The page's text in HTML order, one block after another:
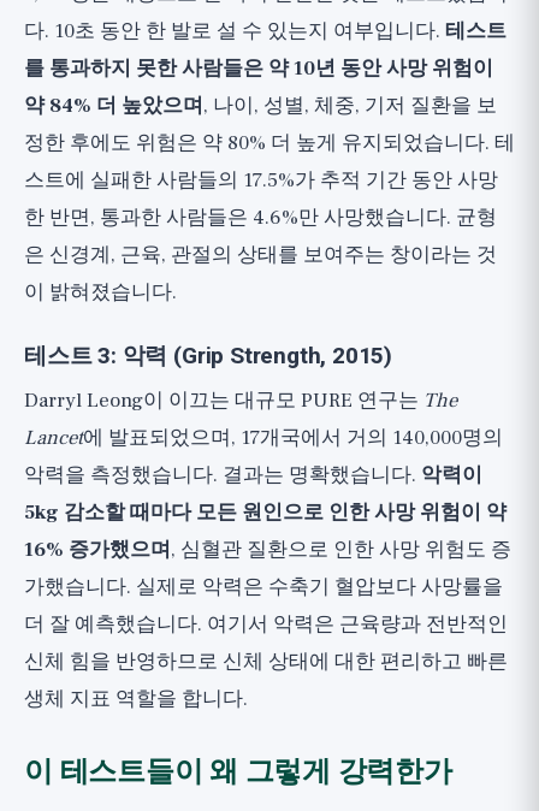
다. 10초 동안 한 발로 설 수 있는지 여부입니다. 테스트
를 통과하지 못한 사람들은 약 10년 동안 사망 위험이
약 84% 더 높았으며, 나이, 성별, 체중, 기저 질환을 보
정한 후에도 위험은 약 80% 더 높게 유지되었습니다. 테
스트에 실패한 사람들의 17.5%가 추적 기간 동안 사망
한 반면, 통과한 사람들은 4.6%만 사망했습니다. 균형
은 신경계, 근육, 관절의 상태를 보여주는 창이라는 것
이 밝혀졌습니다.
테스트 3: 악력 (Grip Strength, 2015)
Darryl Leong이 이끄는 대규모 PURE 연구는 The
Lancet에 발표되었으며, 17개국에서 거의 140,000명의
악력을 측정했습니다. 결과는 명확했습니다. 악력이
5kg 감소할 때마다 모든 원인으로 인한 사망 위험이 약
16% 증가했으며, 심혈관 질환으로 인한 사망 위험도 증
가했습니다. 실제로 악력은 수축기 혈압보다 사망률을
더 잘 예측했습니다. 여기서 악력은 근육량과 전반적인
신체 힘을 반영하므로 신체 상태에 대한 편리하고 빠른
생체 지표 역할을 합니다.
이 테스트들이 왜 그렇게 강력한가